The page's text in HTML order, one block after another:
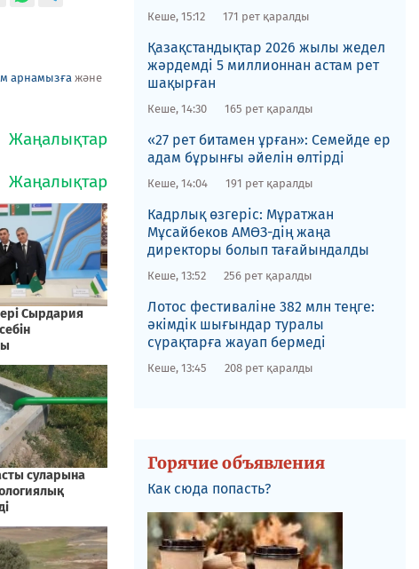
арнамызға және
Кеше, 15:12 171 рет қаралды
Қазақстандықтар 2026 жылы жедел
жәрдемді 5 миллионнан астам рет
шақырған
Кеше, 14:30 165 рет қаралды
«27 рет битамен ұрған»: Семейде ер
адам бұрынғы әйелін өлтірді
Кеше, 14:04 191 рет қаралды
Кадрлық өзгеріс: Мұратжан
Мұсайбеков АМӨЗ-дің жаңа
директоры болып ​тағайындалды
Кеше, 13:52 256 рет қаралды
Лотос фестиваліне​ 382 млн теңге:
әкімдік шығындар туралы
сүрақтарға жауап бермеді
Кеше, 13:45 208 рет қаралды
Горячие объявления
Как сюда попасть?